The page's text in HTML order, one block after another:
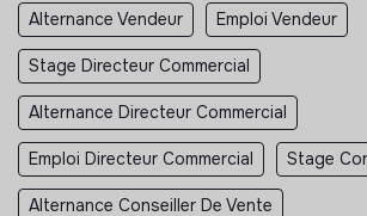
Alternance Vendeur Emploi Vendeur
Stage Directeur Commercial
Alternance Directeur Commercial
Emploi Directeur Commercial Stage
Alternance Conseiller De Vente